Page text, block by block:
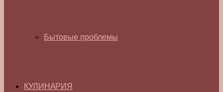
Бытовые проблемы
КУЛИНАРИЯ